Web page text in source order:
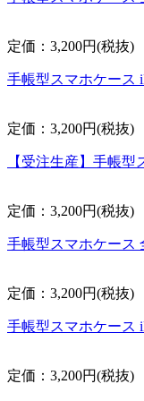
定価：3,200円(税抜)
手帳型スマホケース
定価：3,200円(税抜)
【受注生産】手帳型
定価：3,200円(税抜)
手帳型スマホケース
定価：3,200円(税抜)
手帳型スマホケース
定価：3,200円(税抜)